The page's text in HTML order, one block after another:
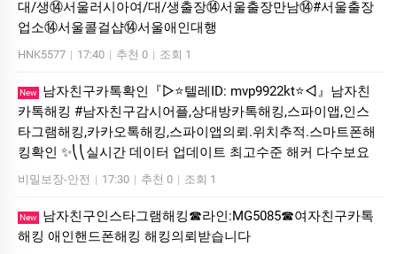
대/생⑭서울러시아여/대/생출장⑭서울출장만남⑭#서울출장
업소⑭서울콜걸샵⑭서울애인대행
HNK5577 | 17:40 | 추천 0 | 조회 1
New
남자친구카톡확인『▷⭐텔레ID: mvp9922kt⭐◁』남자친
카톡해킹 #남자친구감시어플,상대방카톡해킹,스파이앱,인스
타그램해킹,카카오톡해킹,스파이앱의뢰.위치추적.스마트폰해
킹확인 ✨⎝⎝실시간 데이터 업데이트 최고수준 해커 다수보요
비밀보장-안전 | 17:30 | 추천 0 | 조회 1
New
남자친구인스타그램해킹☎라인:MG5085☎여자친구카톡
해킹 애인핸드폰해킹 해킹의뢰받습니다